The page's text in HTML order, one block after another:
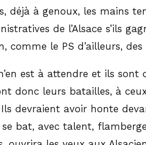
déjà à genoux, les mains
de l’Alsace s’ils
comme le PS d’ailleurs,
est à attendre et ils
donc leurs batailles, à
devraient avoir honte
se bat, avec talent,